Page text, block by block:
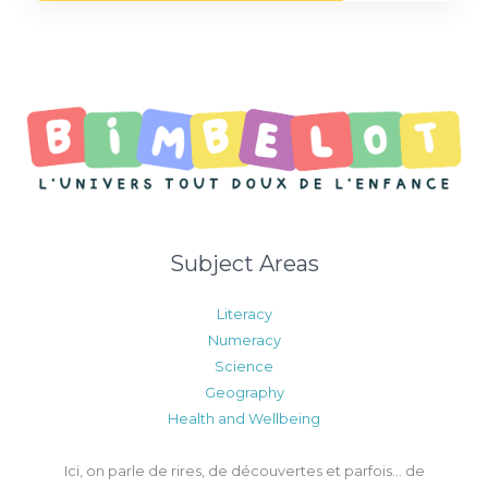
Subject Areas
Literacy
Numeracy
Science
Geography
Health and Wellbeing
Ici, on parle de rires, de découvertes et parfois… de